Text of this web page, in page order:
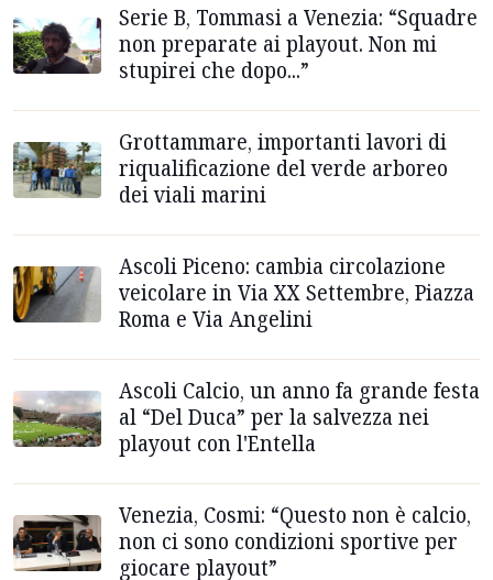
Serie B, Tommasi a Venezia: “Squadre
non preparate ai playout. Non mi
stupirei che dopo...”
Grottammare, importanti lavori di
riqualificazione del verde arboreo
dei viali marini
Ascoli Piceno: cambia circolazione
veicolare in Via XX Settembre, Piazza
Roma e Via Angelini
Ascoli Calcio, un anno fa grande festa
al “Del Duca” per la salvezza nei
playout con l'Entella
Venezia, Cosmi: “Questo non è calcio,
non ci sono condizioni sportive per
giocare playout”